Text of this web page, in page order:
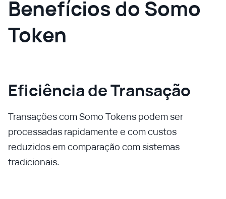
Benefícios do Somo
Token
Eficiência de Transação
Transações com Somo Tokens podem ser
processadas rapidamente e com custos
reduzidos em comparação com sistemas
tradicionais.